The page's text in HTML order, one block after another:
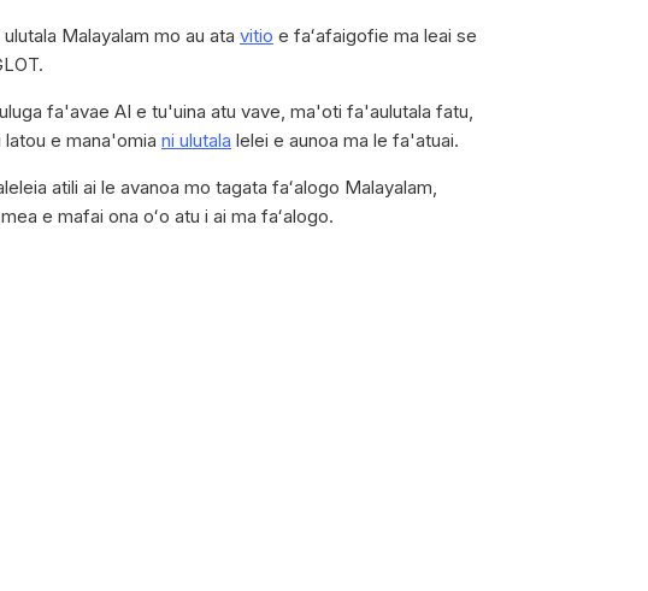
Malayalam mo au ata vitio e faʻafaigofie ma leai se
fa'avae AI e tu'uina atu vave, ma'oti fa'aulutala fatu,
e mana'omia ni ulutala lelei e aunoa ma le fa'atuai.
atili ai le avanoa mo tagata faʻalogo Malayalam,
e mafai ona oʻo atu i ai ma faʻalogo.